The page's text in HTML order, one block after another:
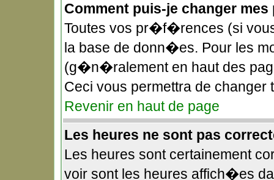
Comment puis-je changer
Toutes vos pr�f�rences (si
la base de donn�es. Pour les
(g�n�ralement en haut des
Ceci vous permettra de
Revenir en haut de page
Les heures ne sont pas
Les heures sont certainement
voir sont les heures affich�es